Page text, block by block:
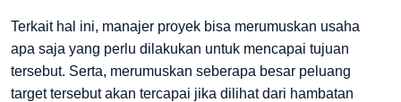
Terkait hal ini, manajer proyek bisa merumuskan usaha
apa saja yang perlu dilakukan untuk mencapai tujuan
tersebut. Serta, merumuskan seberapa besar peluang
target tersebut akan tercapai jika dilihat dari hambatan